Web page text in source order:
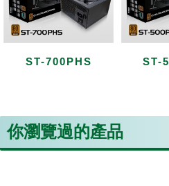
ST-700PHS ST-
你瀏覽過的產品